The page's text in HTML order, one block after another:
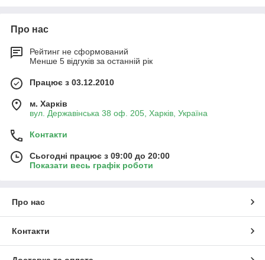
Про нас
Рейтинг не сформований
Менше 5 відгуків за останній рік
Працює з 03.12.2010
м. Харків
вул. Державінська 38 оф. 205, Харків, Україна
Контакти
Сьогодні працює з 09:00 до 20:00
Показати весь графік роботи
Про нас
Контакти